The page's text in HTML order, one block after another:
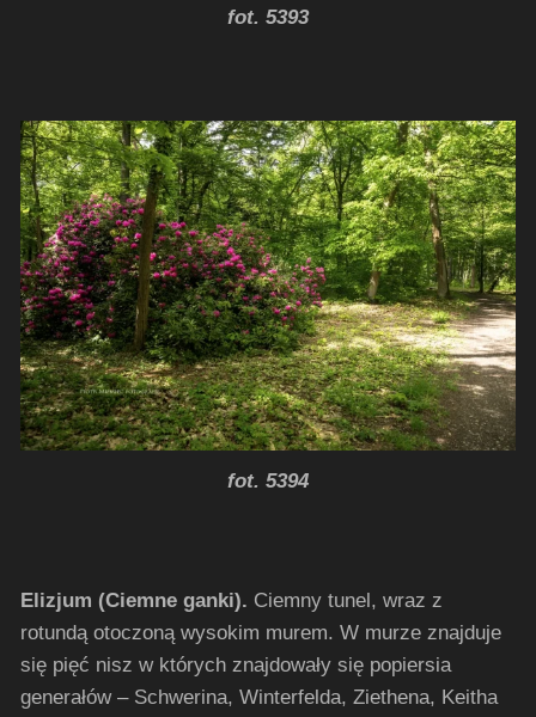
fot. 5393
fot. 5394
Elizjum (Ciemne ganki). Ciemny tunel, wraz z
rotundą otoczoną wysokim murem. W murze znajduje
się pięć nisz w których znajdowały się popiersia
generałów – Schwerina, Winterfelda, Ziethena, Keitha